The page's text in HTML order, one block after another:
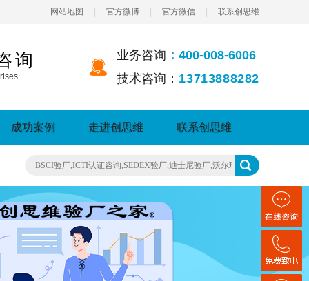
网站地图 官方微博 官方微信 联系创思维
询 业务咨询 ：400-008-6006
技术咨询： 13713888282
成功案例 走进创思维 联系创思维